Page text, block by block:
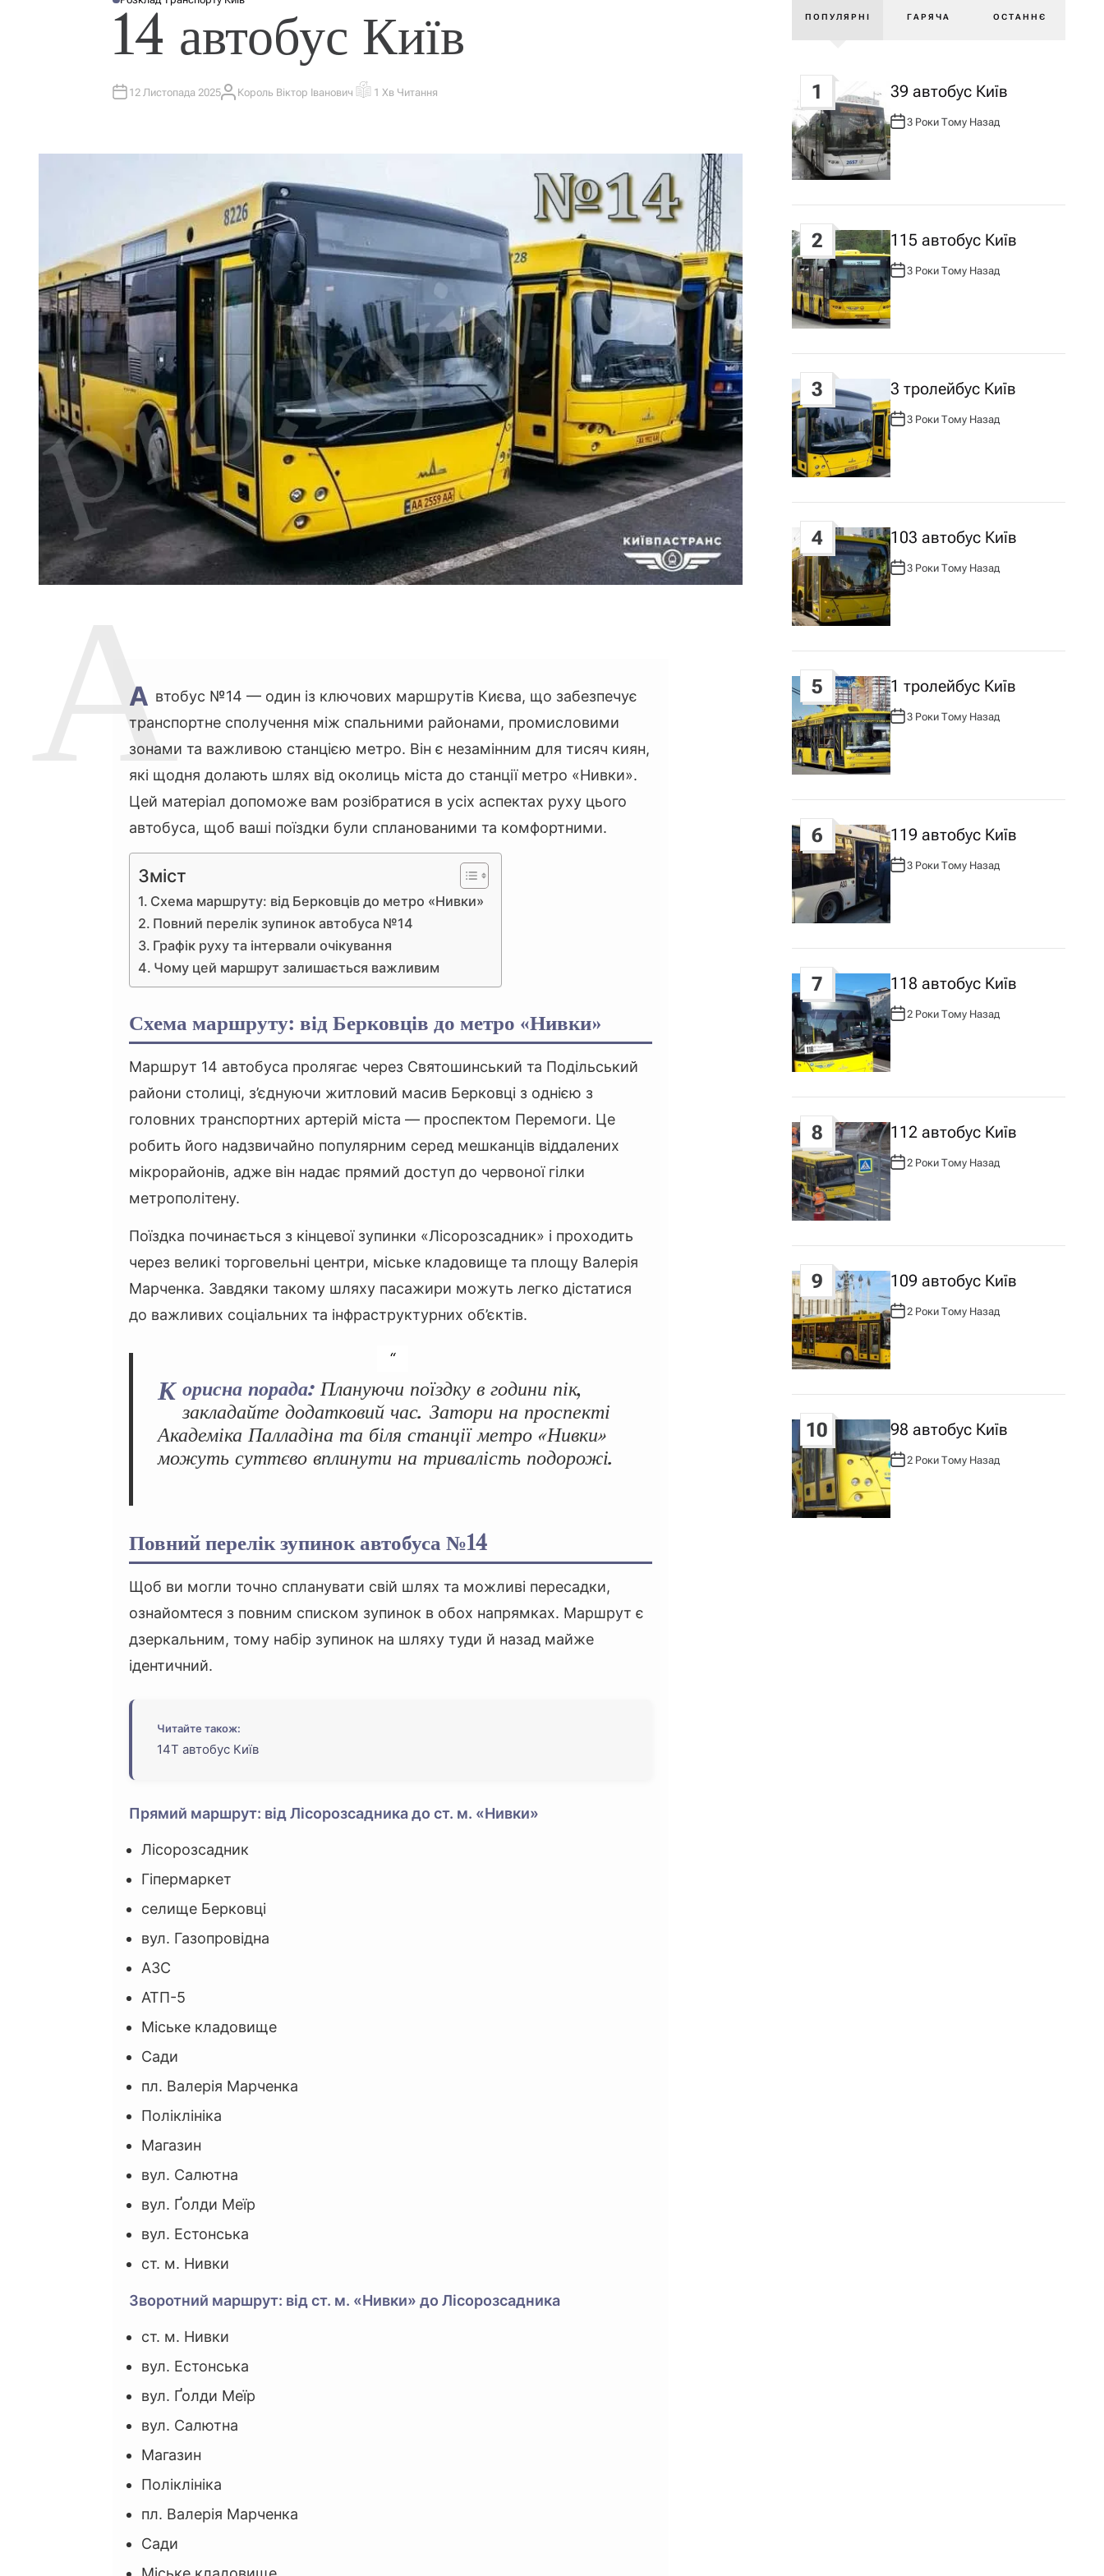
О
В
А
14 автобус Київ
12 Листопада 2025А
Король Віктор Іванович О
И
Ч
Ч
И
Т
А
1 Хв Читання
А втобус №14 — один із ключових маршрутів Києва, що забезпечує
транспортне сполучення між спальними районами, промисловими
зонами та важливою станцією метро. Він є незамінним для тисяч киян,
які щодня долають шлях від околиць міста до станції метро «Нивки».
Цей матеріал допоможе вам розібратися в усіх аспектах руху цього
автобуса, щоб ваші поїздки були спланованими та комфортними.
Зміст
Схема маршруту: від Берковців до метро «Нивки»
Повний перелік зупинок автобуса №14
Графік руху та інтервали очікування
Чому цей маршрут залишається важливим
Схема маршруту: від Берковців до метро «Нивки»
Маршрут 14 автобуса пролягає через Святошинський та Подільський
райони столиці, з’єднуючи житловий масив Берковці з однією з
головних транспортних артерій міста — проспектом Перемоги. Це
робить його надзвичайно популярним серед мешканців віддалених
мікрорайонів, адже він надає прямий доступ до червоної гілки
метрополітену.
Поїздка починається з кінцевої зупинки «Лісорозсадник» і проходить
через великі торговельні центри, міське кладовище та площу Валерія
Марченка. Завдяки такому шляху пасажири можуть легко дістатися
до важливих соціальних та інфраструктурних об’єктів.
К орисна порада:Плануючи поїздку в години пік,
закладайте додатковий час. Затори на проспекті
Академіка Палладіна та біля станції метро «Нивки»
можуть суттєво вплинути на тривалість подорожі.
Повний перелік зупинок автобуса №14
Щоб ви могли точно спланувати свій шлях та можливі пересадки,
ознайомтеся з повним списком зупинок в обох напрямках. Маршрут є
дзеркальним, тому набір зупинок на шляху туди й назад майже
ідентичний.
Читайте також:
14Т автобус Київ
Прямий маршрут: від Лісорозсадника до ст. м. «Нивки»
Лісорозсадник
Гіпермаркет
селище Берковці
вул. Газопровідна
АЗС
АТП-5
Міське кладовище
Сади
пл. Валерія Марченка
Поліклініка
Магазин
вул. Салютна
вул. Ґолди Меїр
вул. Естонська
ст. м. Нивки
Зворотний маршрут: від ст. м. «Нивки» до Лісорозсадника
ст. м. Нивки
вул. Естонська
вул. Ґолди Меїр
вул. Салютна
Магазин
Поліклініка
пл. Валерія Марченка
Сади
ПОПУЛЯРНІ ГАРЯЧА ОСТАННЄ
1 39 автобус Київ
А
В
Т
О
Р
:
3 Роки Тому Назад
2 115 автобус Київ
А
Т
О
Р
:
3 Роки Тому Назад
3 3 тролейбус Київ
А
В
Т
О
Р
:
3 Роки Тому Назад
4 103 автобус Київ
А
В
Т
О
Р
:
3 Роки Тому Назад
5 1 тролейбус Київ
А
В
Т
О
Р
:
3 Роки Тому Назад
6 119 автобус Київ
А
Р
:
3 Роки Тому Назад
7 118 автобус Київ
А
В
Т
Р
:
2 Роки Тому Назад
8 112 автобус Київ
А
В
О
Р
:
2 Роки Тому Назад
9 109 автобус Київ
А
В
Т
О
Р
:
2 Роки Тому Назад
10 98 автобус Київ
А
В
Т
О
Р
:
2 Роки Тому Назад